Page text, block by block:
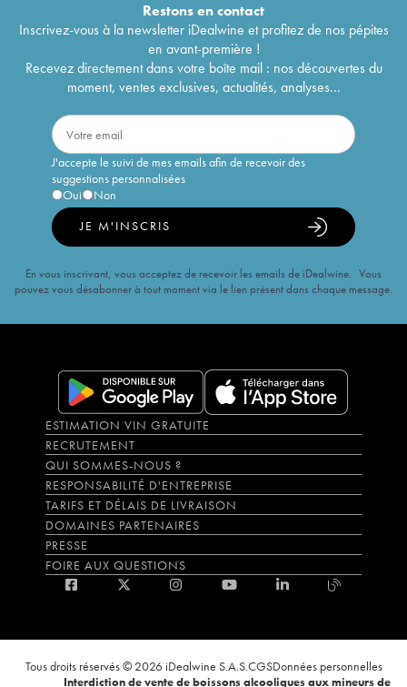
Restons encontact
Inscrivez-vous à la newsletter iDealwine et profitez de nos pépites
en avant-première !
Recevez directement dans votre boîte mail : nos découvertes du
moment, ventes exclusives, actualités, analyses...
J'accepte le suivi de mes emails afin de recevoir des
suggestions personnalisées
Oui
Non
JE M'INSCRIS
En vous inscrivant, vous acceptez de recevoir les emails de iDealwine. Vous
pouvez vous désabonner à tout moment via le lien présent dans chaque message.
ESTIMATION VIN GRATUITE
RECRUTEMENT
QUI SOMMES-NOUS ?
RESPONSABILITÉ D'ENTREPRISE
TARIFS ET DÉLAIS DE LIVRAISON
DOMAINES PARTENAIRES
PRESSE
FOIRE AUX QUESTIONS
Tous droits réservés © 2026 iDealwine S.A.S.CGSDonnées personnelles
Interdiction de vente de boissons alcooliques aux mineurs de